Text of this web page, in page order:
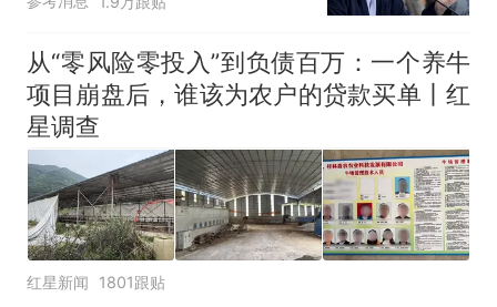
从“零风险零投入”到负债百万：一个养牛
项目崩盘后，谁该为农户的贷款买单丨红
星调查
红星新闻 1801跟贴